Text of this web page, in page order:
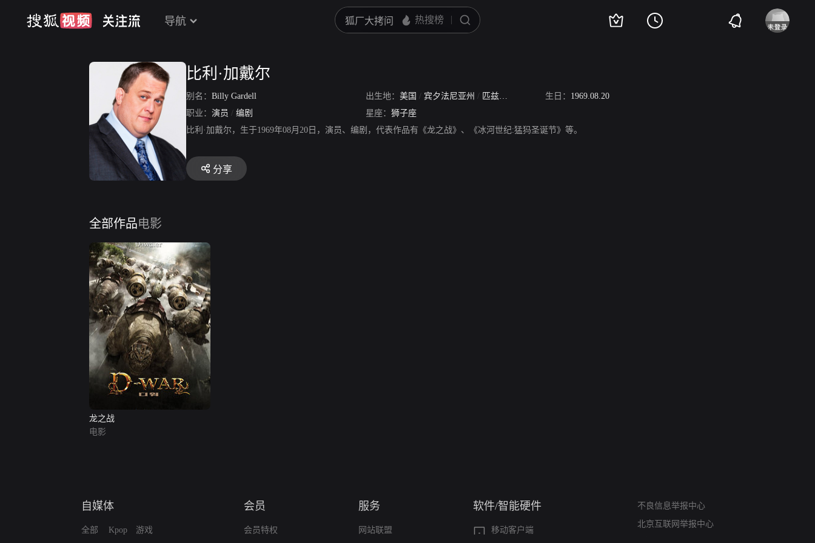
导航
比利·加戴尔
别名： Billy Gardell 出生地： 美国 / 宾夕法尼亚州 / 匹兹堡市 生日： 1969.08.20
职业： 演员 / 编剧 星座： 狮子座
比利·加戴尔，生于1969年08月20日，演员、编剧，代表作品有《龙之战》、《冰河世纪:猛犸圣诞节》等。
分享
全部作品电影
龙之战
电影
自媒体
全部 Kpop 游戏
会员
会员特权
服务
网站联盟
软件/智能硬件
移动客户端
不良信息举报中心
北京互联网举报中心
亚运会举报专区